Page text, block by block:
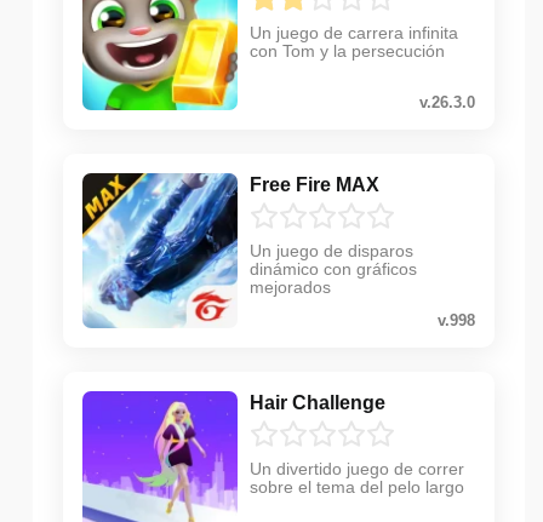
Un juego de carrera infinita
con Tom y la persecución
v.26.3.0
Free Fire MAX
Un juego de disparos
dinámico con gráficos
mejorados
v.998
Hair Challenge
Un divertido juego de correr
sobre el tema del pelo largo